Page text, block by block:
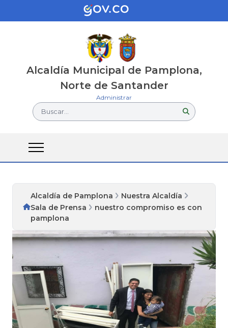
Alcaldía Municipal de Pamplona,
Norte de Santander
Administrar
Buscar...
Alcaldía de Pamplona
Nuestra Alcaldía
Sala de Prensa
nuestro compromiso es con
pamplona